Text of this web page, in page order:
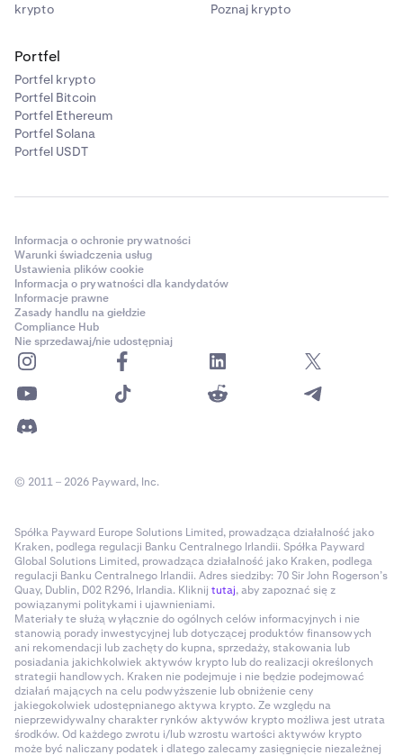
krypto
Poznaj krypto
Portfel
Portfel krypto
Portfel Bitcoin
Portfel Ethereum
Portfel Solana
Portfel USDT
Informacja o ochronie prywatności
Warunki świadczenia usług
Ustawienia plików cookie
Informacja o prywatności dla kandydatów
Informacje prawne
Zasady handlu na giełdzie
Compliance Hub
Nie sprzedawaj/nie udostępniaj
© 2011 – 2026 Payward, Inc.
Spółka Payward Europe Solutions Limited, prowadząca działalność jako
Kraken, podlega regulacji Banku Centralnego Irlandii. Spółka Payward
Global Solutions Limited, prowadząca działalność jako Kraken, podlega
regulacji Banku Centralnego Irlandii. Adres siedziby: 70 Sir John Rogerson’s
Quay, Dublin, D02 R296, Irlandia. Kliknij tutaj, aby zapoznać się z
powiązanymi politykami i ujawnieniami.
Materiały te służą wyłącznie do ogólnych celów informacyjnych i nie
stanowią porady inwestycyjnej lub dotyczącej produktów finansowych
ani rekomendacji lub zachęty do kupna, sprzedaży, stakowania lub
posiadania jakichkolwiek aktywów krypto lub do realizacji określonych
strategii handlowych. Kraken nie podejmuje i nie będzie podejmować
działań mających na celu podwyższenie lub obniżenie ceny
jakiegokolwiek udostępnianego aktywa krypto. Ze względu na
nieprzewidywalny charakter rynków aktywów krypto możliwa jest utrata
środków. Od każdego zwrotu i/lub wzrostu wartości aktywów krypto
może być naliczany podatek i dlatego zalecamy zasięgnięcie niezależnej